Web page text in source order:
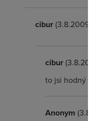
cibur(3.8.2009
cibur
to jsi hodný
Anonym